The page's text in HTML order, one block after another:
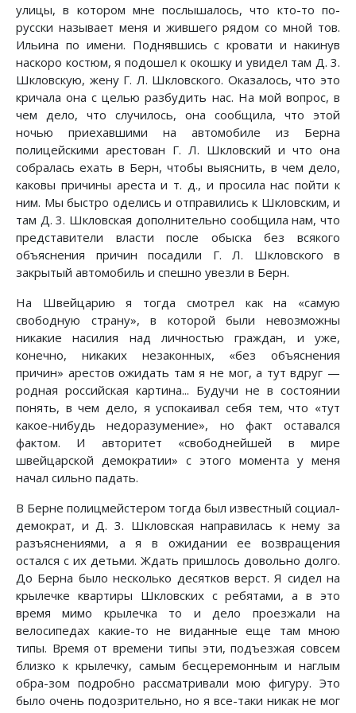
улицы, в котором мне послышалось, что кто-то по-
русски называет меня и жившего рядом со мной тов.
Ильина по имени. Поднявшись с кровати и накинув
наскоро костюм, я подошел к окошку и увидел там Д. 3.
Шкловскую, жену Г. Л. Шкловского. Оказалось, что это
кричала она с целью разбудить нас. На мой вопрос, в
чем дело, что случилось, она сообщила, что этой
ночью приехавшими на автомобиле из Берна
полицейскими арестован Г. Л. Шкловский и что она
собралась ехать в Берн, чтобы выяснить, в чем дело,
каковы причины ареста и т. д., и просила нас пойти к
ним. Мы быстро оделись и отправились к Шкловским, и
там Д. 3. Шкловская дополнительно сообщила нам, что
представители власти после обыска без всякого
объяснения причин посадили Г. Л. Шкловского в
закрытый автомобиль и спешно увезли в Берн.
На Швейцарию я тогда смотрел как на «самую
свободную страну», в которой были невозможны
никакие насилия над личностью граждан, и уже,
конечно, никаких незаконных, «без объяснения
причин» арестов ожидать там я не мог, а тут вдруг —
родная российская картина... Будучи не в состоянии
понять, в чем дело, я успокаивал себя тем, что «тут
какое-нибудь недоразумение», но факт оставался
фактом. И авторитет «свободнейшей в мире
швейцарской демократии» с этого момента у меня
начал сильно падать.
В Берне полицмейстером тогда был известный социал-
демократ, и Д. 3. Шкловская направилась к нему за
разъяснениями, а я в ожидании ее возвращения
остался с их детьми. Ждать пришлось довольно долго.
До Берна было несколько десятков верст. Я сидел на
крылечке квартиры Шкловских с ребятами, а в это
время мимо крылечка то и дело проезжали на
велосипедах какие-то не виданные еще там мною
типы. Время от времени типы эти, подъезжая совсем
близко к крылечку, самым бесцеремонным и наглым
обра-зом подробно рассматривали мою фигуру. Это
было очень подозрительно, но я все-таки никак не мог